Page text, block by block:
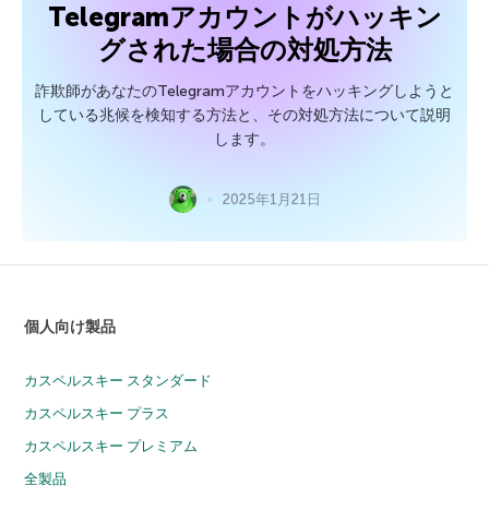
Telegramアカウントがハッキン
グされた場合の対処方法
詐欺師があなたのTelegramアカウントをハッキングしようと
している兆候を検知する方法と、その対処方法について説明
します。
2025年1月21日
個人向け製品
カスペルスキー スタンダード
カスペルスキー プラス
カスペルスキー プレミアム
全製品